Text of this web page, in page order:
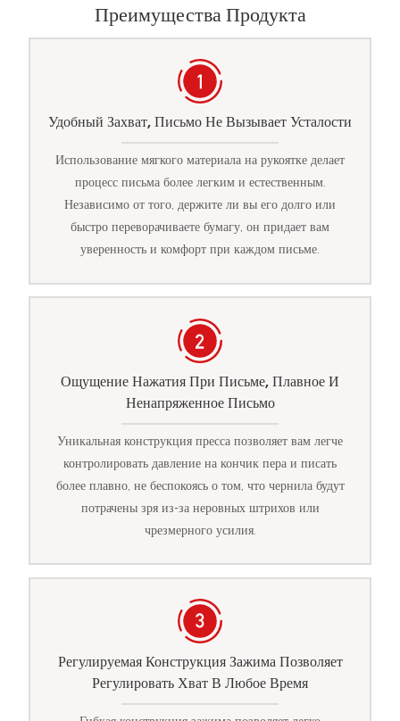
Преимущества Продукта
Удобный Захват, Письмо Не Вызывает Усталости
Использование мягкого материала на рукоятке делает
процесс письма более легким и естественным.
Независимо от того, держите ли вы его долго или
быстро переворачиваете бумагу, он придает вам
уверенность и комфорт при каждом письме.
Ощущение Нажатия При Письме, Плавное И
Ненапряженное Письмо
Уникальная конструкция пресса позволяет вам легче
контролировать давление на кончик пера и писать
более плавно, не беспокоясь о том, что чернила будут
потрачены зря из-за неровных штрихов или
чрезмерного усилия.
Регулируемая Конструкция Зажима Позволяет
Регулировать Хват В Любое Время